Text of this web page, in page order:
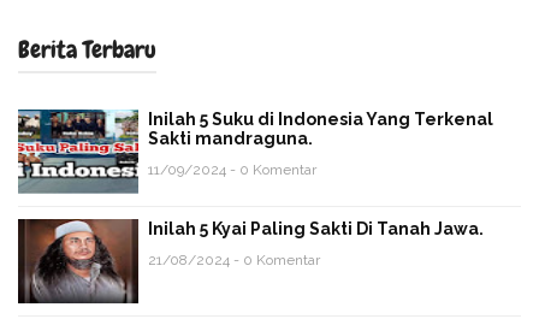
Berita Terbaru
Inilah 5 Suku di Indonesia Yang Terkenal
Sakti mandraguna.
11/09/2024 - 0 Komentar
Inilah 5 Kyai Paling Sakti Di Tanah Jawa.
21/08/2024 - 0 Komentar